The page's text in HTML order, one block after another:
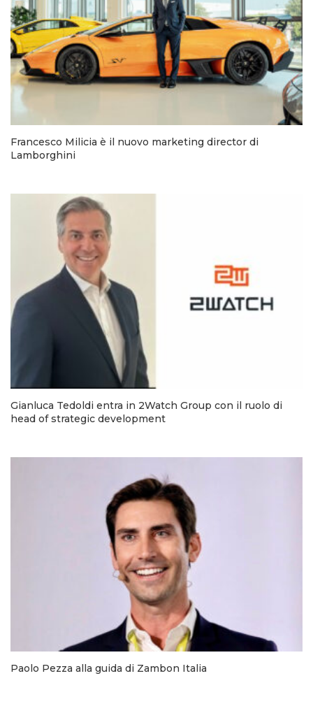
Francesco Milicia è il nuovo marketing director di
Lamborghini
Gianluca Tedoldi entra in 2Watch Group con il ruolo di
head of strategic development
Paolo Pezza alla guida di Zambon Italia